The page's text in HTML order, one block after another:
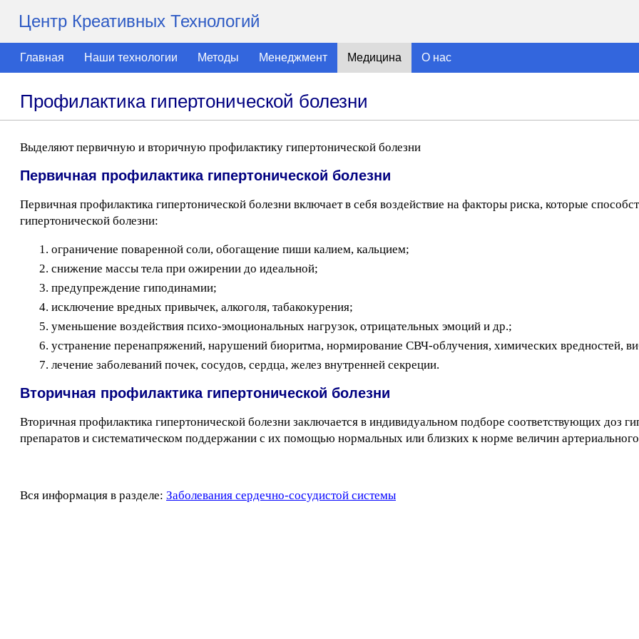
Центр Креативных Технологий
Главная Наши технологии Методы Менеджмент Медицина О нас
Профилактика гипертонической болезни
Выделяют первичную и вторичную профилактику гипертонической болезни
Первичная профилактика гипертонической болезни
Первичная профилактика гипертонической болезни включает в себя воздействие на факторы риска, которые
гипертонической болезни:
ограничение поваренной соли, обогащение пиши калием, кальцием;
снижение массы тела при ожирении до идеальной;
предупреждение гиподинамии;
исключение вредных привычек, алкоголя, табакокурения;
уменьшение воздействия психо-эмоциональных нагрузок, отрицательных эмоций и др.;
устранение перенапряжений, нарушений биоритма, нормирование СВЧ-облучения, химических вредностей,
лечение заболеваний почек, сосудов, сердца, желез внутренней секреции.
Вторичная профилактика гипертонической болезни
Вторичная профилактика гипертонической болезни заключается в индивидуальном подборе соответствующих доз
препаратов и систематическом поддержании с их помощью нормальных или близких к норме величин
Вся информация в разделе: Заболевания сердечно-сосудистой системы